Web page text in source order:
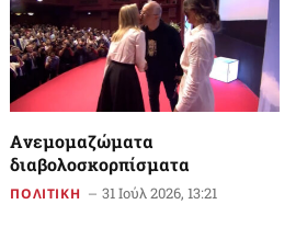
Aνεμομαζώματα
διαβολοσκορπίσματα
ΠΟΛΙΤΙΚΗ 31 Ιούλ 2026, 13:21